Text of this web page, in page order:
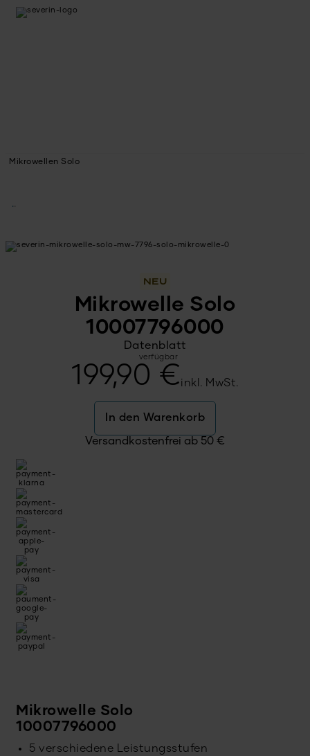
Mikrowellen Solo
NEU
Mikrowelle Solo
10007796000
Datenblatt
verfügbar
199,90 €inkl. MwSt.
In den Warenkorb
Versandkostenfrei ab 50€
Mikrowelle Solo
10007796000
5 verschiedene Leistungsstufen